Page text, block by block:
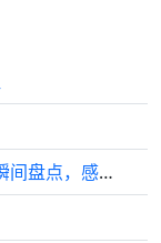
快来一起看看 成毅 成毅李莲花 的绝美瞬间盘点，感受他的独特魅力吧！